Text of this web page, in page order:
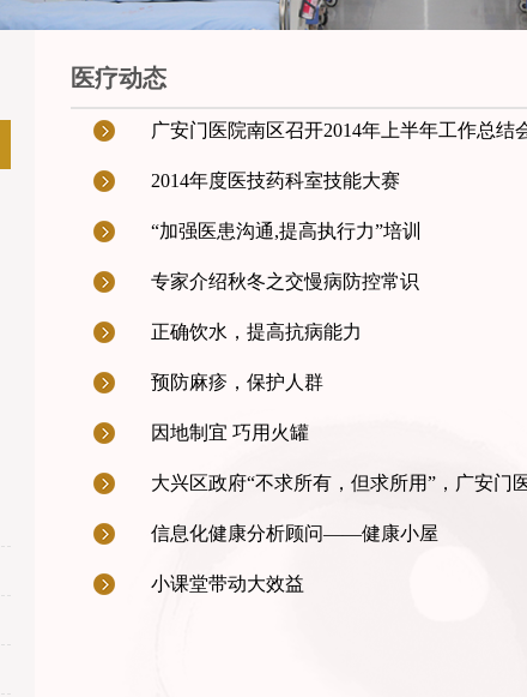
医疗动态
广安门医院南区召开2014年上半年工作总结
2014年度医技药科室技能大赛
“加强医患沟通,提高执行力”培训
专家介绍秋冬之交慢病防控常识
正确饮水，提高抗病能力
预防麻疹，保护人群
因地制宜 巧用火罐
大兴区政府“不求所有，但求所用”，广安门
信息化健康分析顾问——健康小屋
小课堂带动大效益